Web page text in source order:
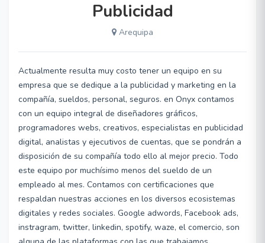
Publicidad
Arequipa
Actualmente resulta muy costo tener un equipo en su
empresa que se dedique a la publicidad y marketing en la
compañía, sueldos, personal, seguros. en Onyx contamos
con un equipo integral de diseñadores gráficos,
programadores webs, creativos, especialistas en publicidad
digital, analistas y ejecutivos de cuentas, que se pondrán a
disposición de su compañía todo ello al mejor precio. Todo
este equipo por muchísimo menos del sueldo de un
empleado al mes. Contamos con certificaciones que
respaldan nuestras acciones en los diversos ecosistemas
digitales y redes sociales. Google adwords, Facebook ads,
instragram, twitter, linkedin, spotify, waze, el comercio, son